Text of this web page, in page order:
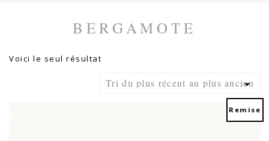
BERGAMOTE
Voici le seul résultat
Remise